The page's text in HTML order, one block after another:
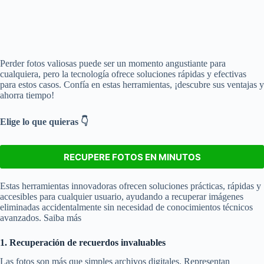
Perder fotos valiosas puede ser un momento angustiante para
cualquiera, pero la tecnología ofrece soluciones rápidas y efectivas
para estos casos. Confía en estas herramientas, ¡descubre sus ventajas y
ahorra tiempo!
Elige lo que quieras 👇
RECUPERE FOTOS EN MINUTOS
Estas herramientas innovadoras ofrecen soluciones prácticas, rápidas y
accesibles para cualquier usuario, ayudando a recuperar imágenes
eliminadas accidentalmente sin necesidad de conocimientos técnicos
avanzados. Saiba más
1. Recuperación de recuerdos invaluables
Las fotos son más que simples archivos digitales. Representan